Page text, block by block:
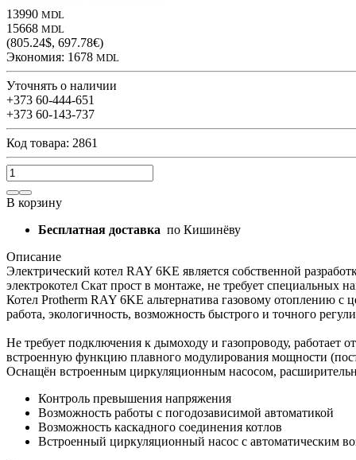
13990 MDL
15668 MDL
(805.24$, 697.78€)
Экономия: 1678 MDL
Уточнять о наличии
+373 60-444-651
+373 60-143-737
Код товара: 2861
В корзину
Бесплатная доставка по Кишинёву
Описание
Электрический котел RAY 6KE является собственной
электрокотел Скат прост в монтаже, не требует
Котел Protherm RAY 6KE альтернатива газовому отоплению
работа, экологичность, возможность быстрого и точного
Не требует подключения к дымоходу и газопроводу, работает
встроенную функцию плавного модулирования мощности
Оснащён встроенным циркуляционным насосом,
Контроль превышения напряжения
Возможность работы с погодозависимой автоматикой
Возможность каскадного соединения котлов
Встроенный циркуляционный насос с автоматическим